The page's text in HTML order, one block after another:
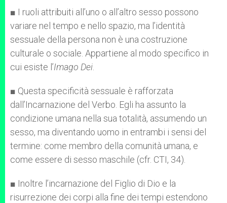
■ I ruoli attribuiti all’uno o all’altro sesso possono
variare nel tempo e nello spazio, ma l’identità
sessuale della persona non è una costruzione
culturale o sociale. Appartiene al modo specifico in
cui esiste l’Imago Dei
■ Questa specificità sessuale è rafforzata
dall’Incarnazione del Verbo. Egli ha assunto la
condizione umana nella sua totalità, assumendo un
sesso, ma diventando uomo in entrambi i sensi del
termine: come membro della comunità umana, e
come essere di sesso maschile (cfr. CTI, 34).
■ Inoltre l’incarnazione del Figlio di Dio e la
risurrezione dei corpi alla fine dei tempi estendono